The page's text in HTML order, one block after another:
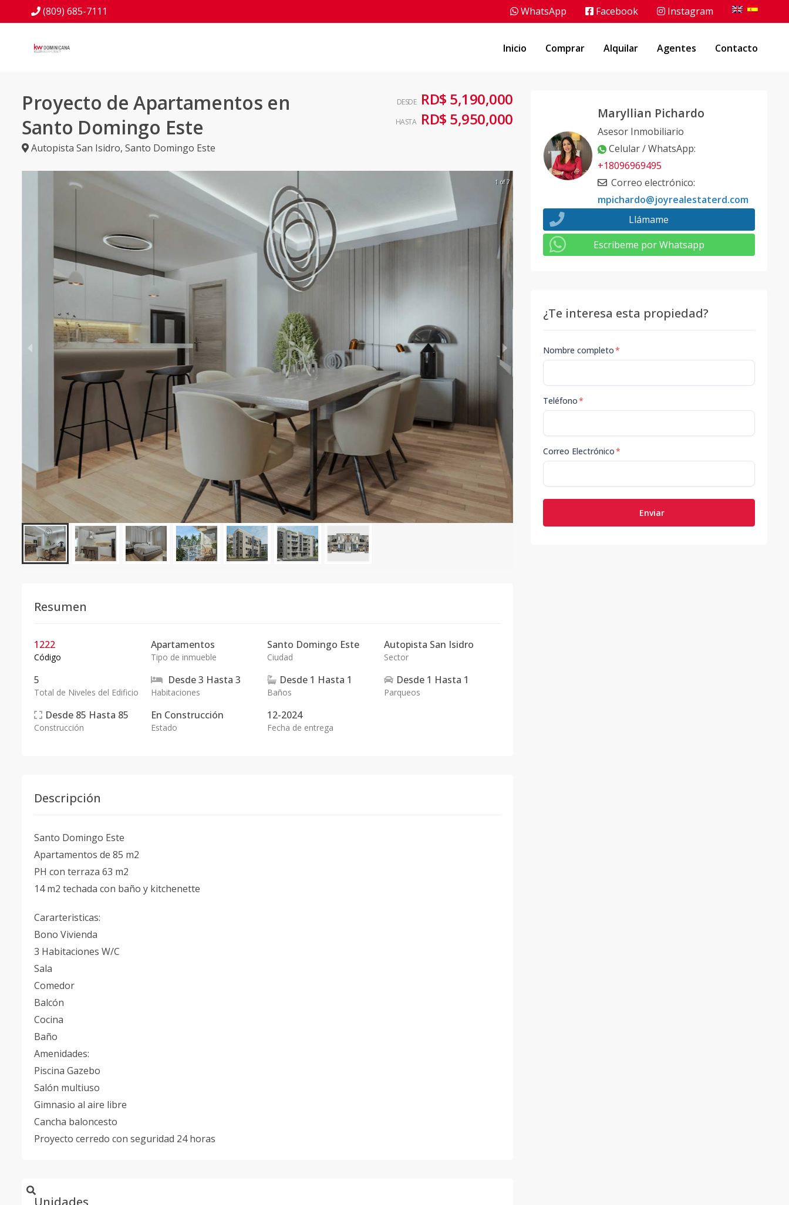
(809) 685-7111 WhatsApp Facebook Instagram
Inicio Comprar Alquilar Agentes Contacto
Proyecto de Apartamentos en
Santo Domingo Este
Autopista San Isidro, Santo Domingo Este
DESDE RD$ 5,190,000
HASTA RD$ 5,950,000
1 of 7
Resumen
1222
Código
Apartamentos
Tipo de inmueble
Santo Domingo Este
Ciudad
Autopista San Isidro
Sector
5
Total de Niveles del Edificio
Desde3 Hasta 3
Habitaciones
Desde 1 Hasta 1
Baños
Desde 1 Hasta 1
Parqueos
Desde 85 Hasta 85
Construcción
En Construcción
Estado
12-2024
Fecha de entrega
Descripción
Santo Domingo Este
Apartamentos de 85 m2
PH con terraza 63 m2
14 m2 techada con baño y kitchenette
Cararteristicas:
Bono Vivienda
3 Habitaciones W/C
Sala
Comedor
Balcón
Cocina
Baño
Amenidades:
Piscina Gazebo
Salón multiuso
Gimnasio al aire libre
Cancha baloncesto
Proyecto cerredo con seguridad 24 horas
Unidades
Maryllian Pichardo
Asesor Inmobiliario
Celular / WhatsApp:
+18096969495
Correo electrónico:
mpichardo@joyrealestaterd.com
Llámame
Escribeme por Whatsapp
¿Te interesa esta propiedad?
Nombre completo*
Teléfono*
Correo Electrónico*
Enviar